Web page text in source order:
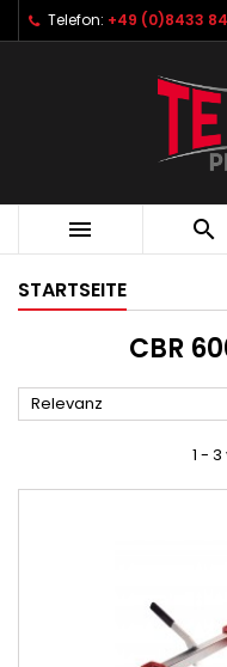
Telefon: +49 (0)8433
 
STARTSEITE
CBR
Relevanz
1 -